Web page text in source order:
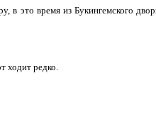
в это время из Букингемского
ходит редко.